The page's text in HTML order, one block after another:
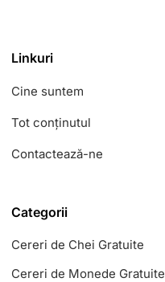
Linkuri
Cine suntem
Tot conținutul
Contactează-ne
Categorii
Cereri de Chei Gratuite
Cereri de Monede Gratuite